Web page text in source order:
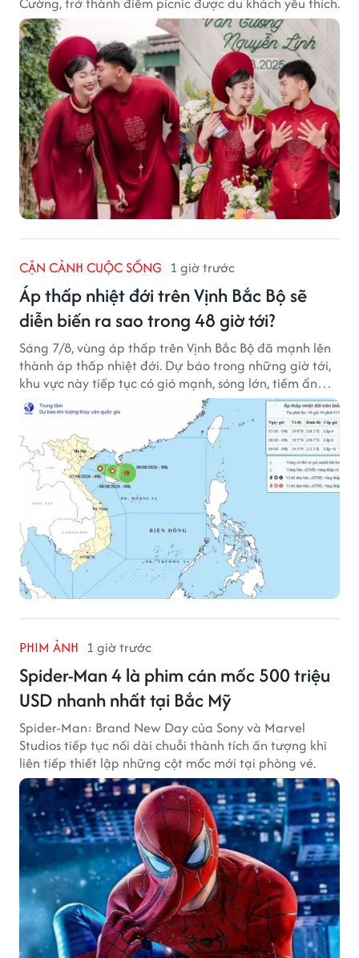
CẬN CẢNH CUỘC SỐNG 1 giờ trước
Áp thấp nhiệt đới trên Vịnh Bắc Bộ sẽ
diễn biến ra sao trong 48 giờ tới?
Sáng 7/8, vùng áp thấp trên Vịnh Bắc Bộ đã mạnh lên
thành áp thấp nhiệt đới. Dự báo trong những giờ tới,
khu vực này tiếp tục có gió mạnh, sóng lớn, tiềm ẩn
nhiều nguy cơ đối với hoạt động của tàu thuyền trên
biển.
PHIM ẢNH 1 giờ trước
Spider-Man 4 là phim cán mốc 500 triệu
USD nhanh nhất tại Bắc Mỹ
Spider-Man: Brand New Day của Sony và Marvel
Studios tiếp tục nối dài chuỗi thành tích ấn tượng khi
liên tiếp thiết lập những cột mốc mới tại phòng vé.